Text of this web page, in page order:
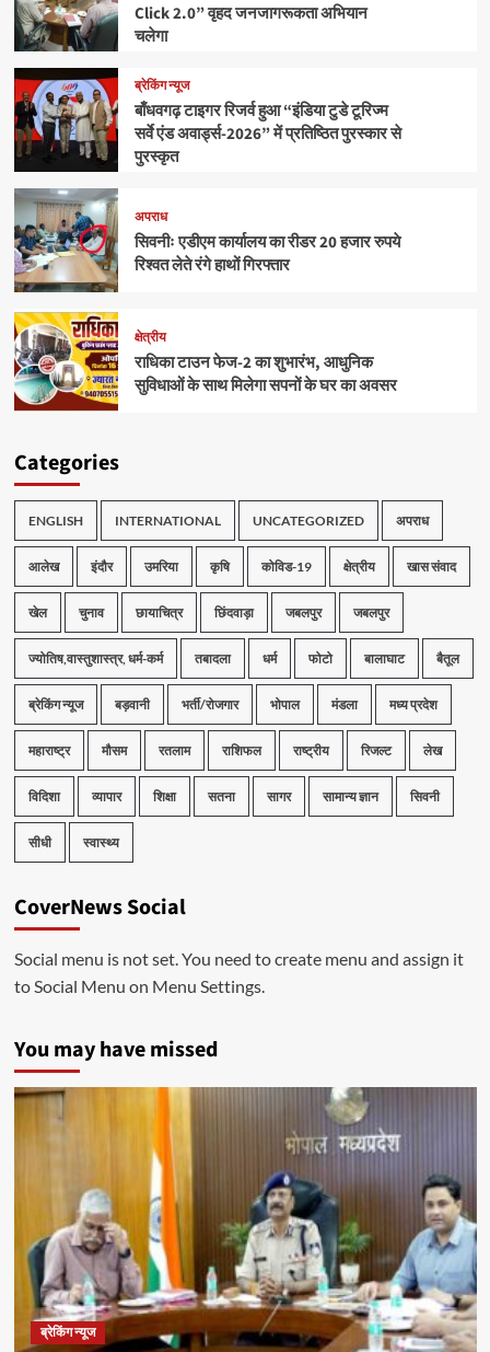
Click 2.0” वृहद जनजागरूकता अभियान
चलेगा
ब्रेकिंग न्यूज
बाँधवगढ़ टाइगर रिजर्व हुआ “इंडिया टुडे टूरिज्म
सर्वे एंड अवार्ड्स-2026” में प्रतिष्ठित पुरस्कार से
पुरस्कृत
अपराध
सिवनीः एडीएम कार्यालय का रीडर 20 हजार रुपये
रिश्वत लेते रंगे हाथों गिरफ्तार
क्षेत्रीय
राधिका टाउन फेज-2 का शुभारंभ, आधुनिक
सुविधाओं के साथ मिलेगा सपनों के घर का अवसर
Categories
ENGLISH INTERNATIONAL UNCATEGORIZED अपराध
आलेख इंदौर उमरिया कृषि कोविड-19 क्षेत्रीय खास संवाद
खेल चुनाव छायाचित्र छिंदवाड़ा जबलपुर जबलपुर
ज्योतिष,वास्तुशास्त्र, धर्म-कर्म तबादला धर्म फोटो बालाघाट बैतूल
ब्रेकिंग न्यूज बड़वानी भर्ती/रोजगार भोपाल मंडला मध्य प्रदेश
महाराष्ट्र मौसम रतलाम राशिफल राष्ट्रीय रिजल्ट लेख
विदिशा व्यापार शिक्षा सतना सागर सामान्य ज्ञान सिवनी
सीधी स्वास्थ्य
CoverNews Social
Social menu is not set. You need to create menu and assign it
to Social Menu on Menu Settings.
You may have missed
ब्रेकिंग न्यूज